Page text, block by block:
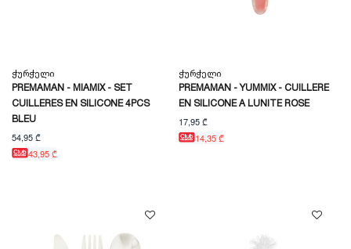
Ჭურჭელი
PREMAMAN - MIAMIX - SET
CUILLERES EN SILICONE 4PCS
BLEU
54,95 ₾
43,95 ₾
Ჭურჭელი
PREMAMAN - YUMMIX - CUILLERE
EN SILICONE A LUNITE ROSE
17,95 ₾
14,35 ₾